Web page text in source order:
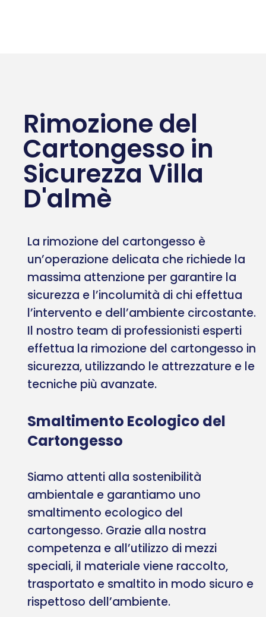
Rimozione del
Cartongesso in
Sicurezza Villa
D'almè
La rimozione del cartongesso è
un’operazione delicata che richiede la
massima attenzione per garantire la
sicurezza e l’incolumità di chi effettua
l’intervento e dell’ambiente circostante.
Il nostro team di professionisti esperti
effettua la rimozione del cartongesso in
sicurezza, utilizzando le attrezzature e le
tecniche più avanzate.
Smaltimento Ecologico del
Cartongesso
Siamo attenti alla sostenibilità
ambientale e garantiamo uno
smaltimento ecologico del
cartongesso. Grazie alla nostra
competenza e all’utilizzo di mezzi
speciali, il materiale viene raccolto,
trasportato e smaltito in modo sicuro e
rispettoso dell’ambiente.